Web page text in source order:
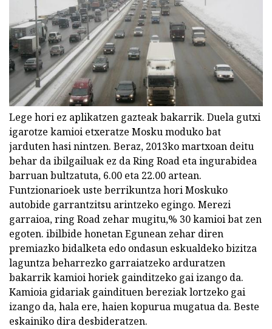
Lege hori ez aplikatzen gazteak bakarrik. Duela gutxi
igarotze kamioi etxeratze Mosku moduko bat
jarduten hasi nintzen. Beraz, 2013ko martxoan deitu
behar da ibilgailuak ez da Ring Road eta ingurabidea
barruan bultzatuta, 6.00 eta 22.00 artean.
Funtzionarioek uste berrikuntza hori Moskuko
autobide garrantzitsu arintzeko egingo. Merezi
garraioa, ring Road zehar mugitu,% 30 kamioi bat zen
egoten. ibilbide honetan Egunean zehar diren
premiazko bidalketa edo ondasun eskualdeko bizitza
laguntza beharrezko garraiatzeko arduratzen
bakarrik kamioi horiek gainditzeko gai izango da.
Kamioia gidariak gaindituen bereziak lortzeko gai
izango da, hala ere, haien kopurua mugatua da. Beste
eskainiko dira desbideratzen.